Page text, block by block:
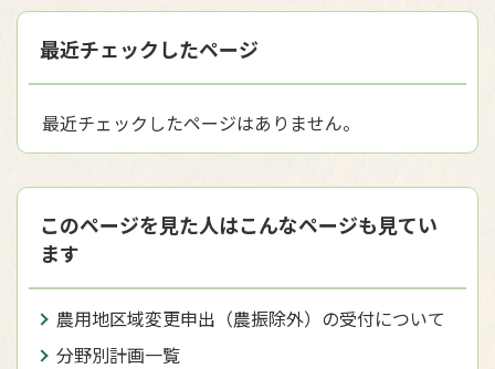
最近チェックしたページ
最近チェックしたページはありません。
このページを見た人はこんなページも見てい
ます
農用地区域変更申出（農振除外）の受付について
分野別計画一覧